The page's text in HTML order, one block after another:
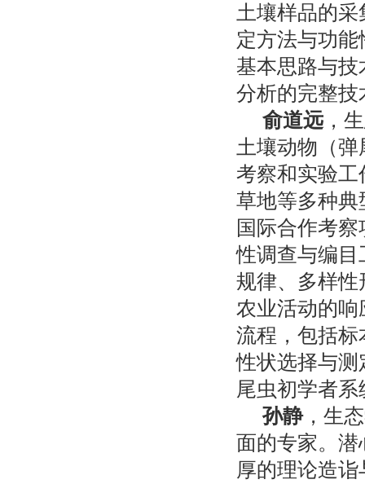
土壤样品的
定方法与功
基本思路与
分析的完整技
俞道远 ，
土壤动物 （
考察和实验
草地等多种
国际合作考
性调查与编
规律、多样
农业活动的
流程，包括
性状选择与
尾虫初学者
孙静，生
面的专家。潜
厚的理论造